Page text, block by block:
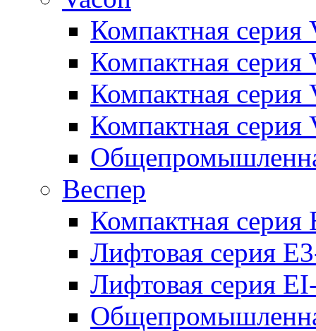
Компактная серия
Компактная серия
Компактная
Компактная серия
Веспер
Компактная серия
Лифтовая серия
Лифтовая серия